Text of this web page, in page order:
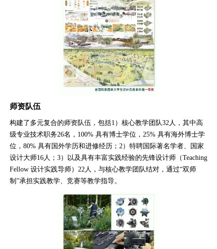
师资队伍
构建了多元复合的师资队伍，包括1）核心教学团队32人，其中高
级专业技术职务26名，100% 具有博士学位，25% 具有海外博士学
位，80% 具有国外学历和进修经历；2）特聘国际著名学者、国家
设计大师16人；3）以及具有丰富实践经验的先锋设计师（Teaching
Fellow 设计实践导师）22人，与核心教学团队结对，通过“双师
制”承担实践教学、竞赛等教学指导。